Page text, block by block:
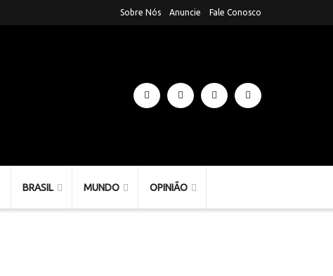
Sobre Nós Anuncie Fale Conosco
BRASIL MUNDO OPINIÃO